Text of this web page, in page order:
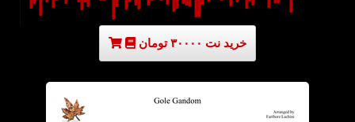
خرید نت ۳۰۰۰۰ تومان